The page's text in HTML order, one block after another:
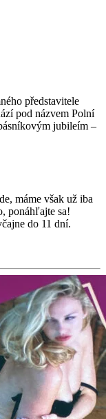
představitele
pod názvem Polní
jubileím –
máme však už iba
ponáhľajte sa!
do 11 dní.